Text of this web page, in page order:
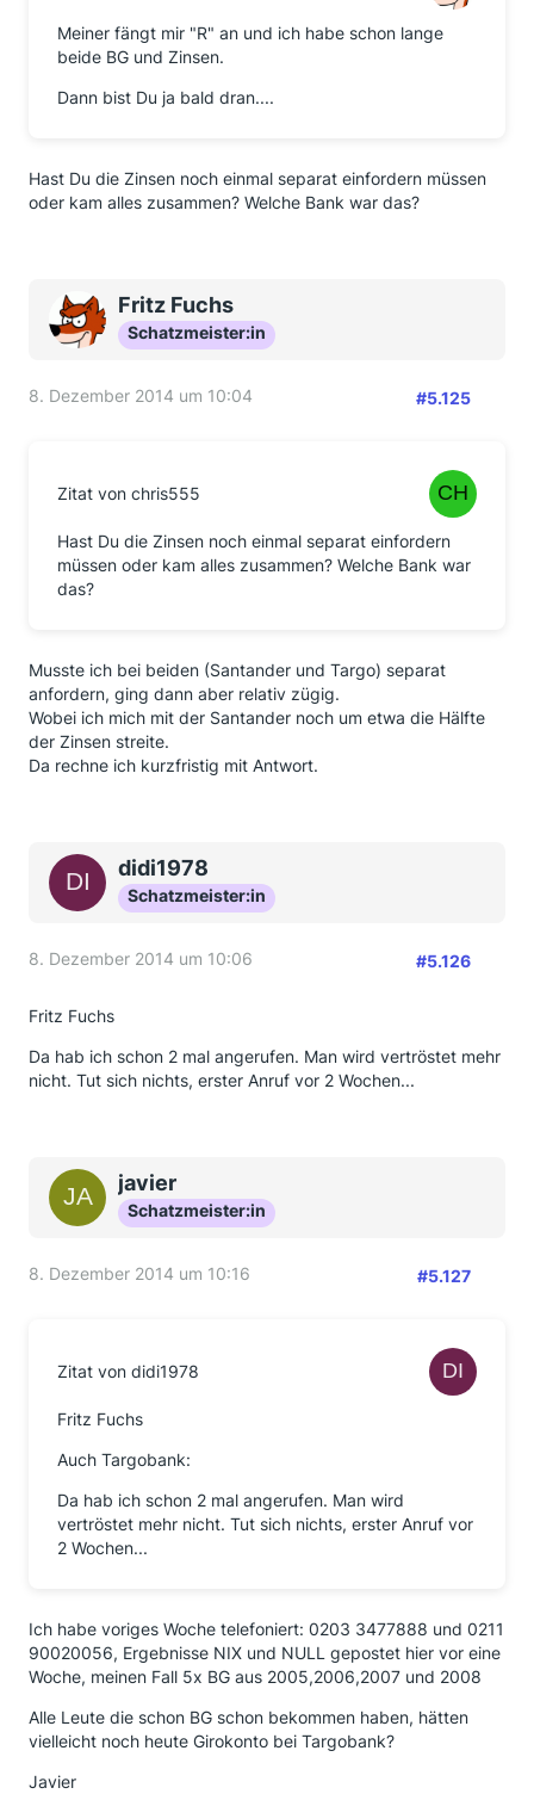
Meiner fängt mir "R" an und ich habe schon lange
beide BG und Zinsen.
Dann bist Du ja bald dran....
Hast Du die Zinsen noch einmal separat einfordern müssen
oder kam alles zusammen? Welche Bank war das?
Fritz Fuchs
Schatzmeister:in
8. Dezember 2014 um 10:04 #5.125
Zitat von chris555
Hast Du die Zinsen noch einmal separat einfordern
müssen oder kam alles zusammen? Welche Bank war
das?
Musste ich bei beiden (Santander und Targo) separat
anfordern, ging dann aber relativ zügig.
Wobei ich mich mit der Santander noch um etwa die Hälfte
der Zinsen streite.
Da rechne ich kurzfristig mit Antwort.
didi1978
Schatzmeister:in
8. Dezember 2014 um 10:06 #5.126
Fritz Fuchs
Da hab ich schon 2 mal angerufen. Man wird vertröstet mehr
nicht. Tut sich nichts, erster Anruf vor 2 Wochen...
javier
Schatzmeister:in
8. Dezember 2014 um 10:16 #5.127
Zitat von didi1978
Fritz Fuchs
Auch Targobank:
Da hab ich schon 2 mal angerufen. Man wird
vertröstet mehr nicht. Tut sich nichts, erster Anruf vor
2 Wochen...
Ich habe voriges Woche telefoniert: 0203 3477888 und 0211
90020056, Ergebnisse NIX und NULL gepostet hier vor eine
Woche, meinen Fall 5x BG aus 2005,2006,2007 und 2008
Alle Leute die schon BG schon bekommen haben, hätten
vielleicht noch heute Girokonto bei Targobank?
Javier